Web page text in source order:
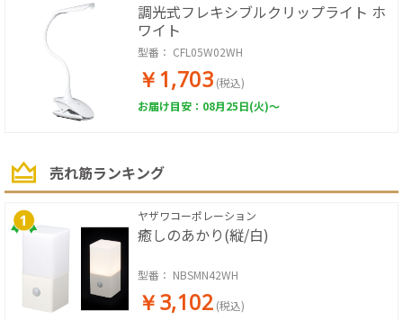
調光式フレキシブルクリップライト ホ
ワイト
型番： CFL05W02WH
￥1,703 (税込)
お届け目安：08月25日(火)～
売れ筋ランキング
ヤザワコーポレーション
癒しのあかり(縦/白)
型番： NBSMN42WH
￥3,102 (税込)